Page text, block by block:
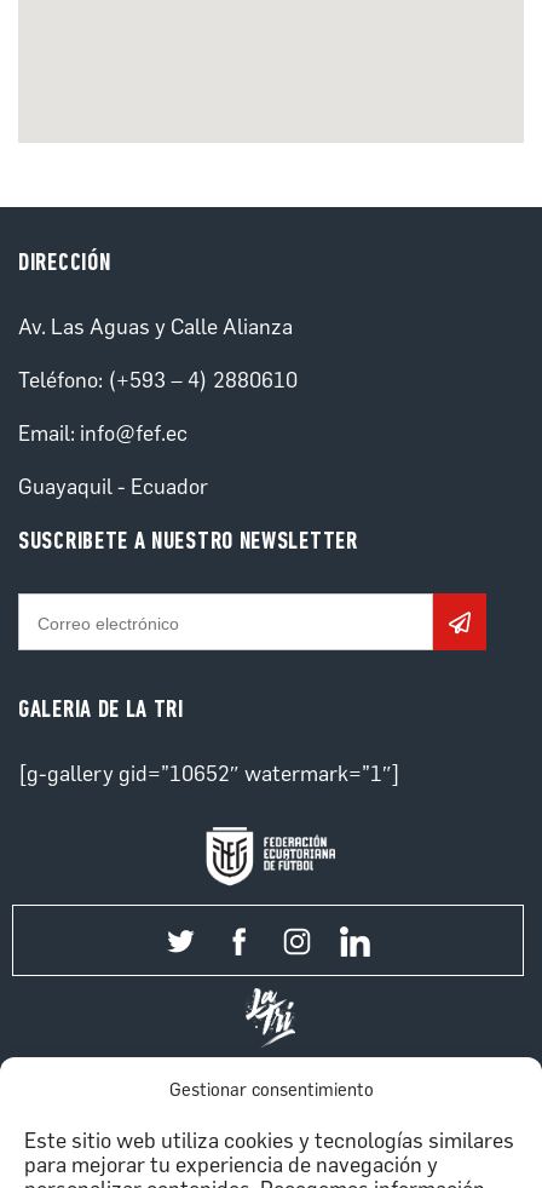
Gestionar consentimiento
Este sitio web utiliza cookies y tecnologías similares
para mejorar tu experiencia de navegación y
DIRECCIÓN
Av. Las Aguas y Calle Alianza
Teléfono: (+593 – 4) 2880610
Email: info@fef.ec
Guayaquil - Ecuador
SUSCRIBETE A NUESTRO NEWSLETTER
GALERIA DE LA TRI
[g-gallery gid=”10652″ watermark=”1″]